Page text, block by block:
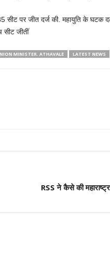
सीट पर जीत दर्ज की. महायुति के
सीट जीतीं
MINISTER. ATHAVALE LATEST NEWS
RSS ने कैसे की